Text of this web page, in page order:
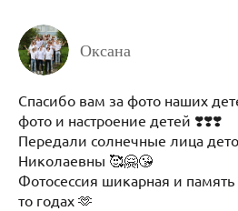
Оксана
Спасибо вам за фото наших
фото и настроение детей ❣️❣️❣️
Передали солнечные лица
Николаевны 🥰🤗😘
Фотосессия шикарная и
то годах 🫶